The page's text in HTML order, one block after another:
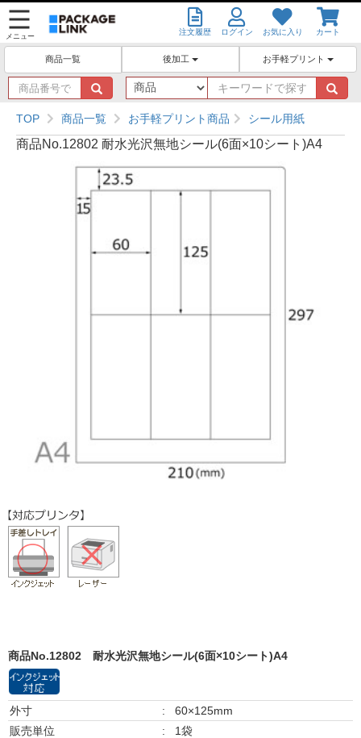
メニュー 注文履歴 ログイン お気に入り カート
商品一覧 後加工 お手軽プリント
商
品
番
号
で
キ
ー
ワ
ー
ド
で
TOP 商品一覧 お手軽プリント商品 シール用紙
商品No.12802 耐水光沢無地シール(6面×10シート)A4
商品No.12802 耐水光沢無地シール(6面×10シート)A4
外寸 :
60×125mm
販売単位
:
1袋